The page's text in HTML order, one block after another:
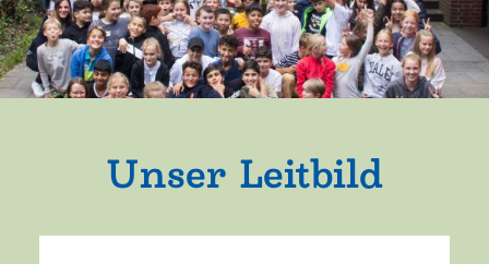
Unser Leitbild